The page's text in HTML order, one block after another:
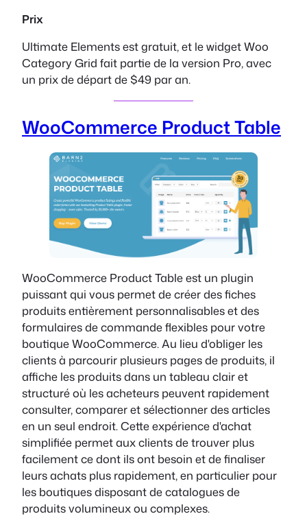
Prix
Ultimate Elements est gratuit, et le widget Woo
Category Grid fait partie de la version Pro, avec
un prix de départ de $49 par an.
WooCommerce Product Table
WooCommerce Product Table est un plugin
puissant qui vous permet de créer des fiches
produits entièrement personnalisables et des
formulaires de commande flexibles pour votre
boutique WooCommerce. Au lieu d'obliger les
clients à parcourir plusieurs pages de produits, il
affiche les produits dans un tableau clair et
structuré où les acheteurs peuvent rapidement
consulter, comparer et sélectionner des articles
en un seul endroit. Cette expérience d'achat
simplifiée permet aux clients de trouver plus
facilement ce dont ils ont besoin et de finaliser
leurs achats plus rapidement, en particulier pour
les boutiques disposant de catalogues de
produits volumineux ou complexes.